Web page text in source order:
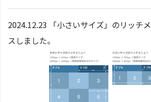
2024.12.23 「小さいサイズ」のリッチ
スしました。